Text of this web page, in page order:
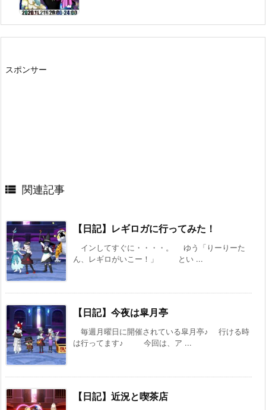
スポンサー
 関連記事
【日記】レギロガに行ってみた！
インしてすぐに・・・・。 ゆう「りーりーた
ん、レギロがいこー！」 とい ...
【日記】今夜は皐月亭
毎週月曜日に開催されている皐月亭♪ 行ける時
は行ってます♪ 今回は、ア ...
【日記】近況と喫茶店